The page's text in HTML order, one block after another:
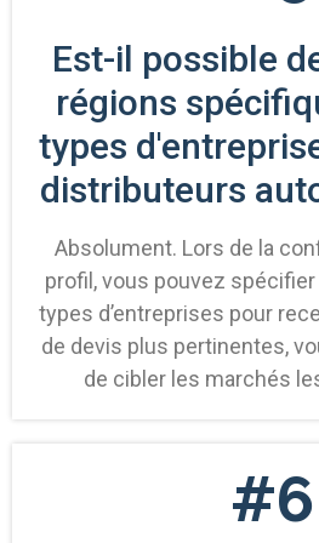
Est-il possible
régions
types
distributeurs
Absolument. Lors de la
profil, vous pouvez
types d’entreprises pour
de devis plus pertinentes,
de cibler les marchés
#6